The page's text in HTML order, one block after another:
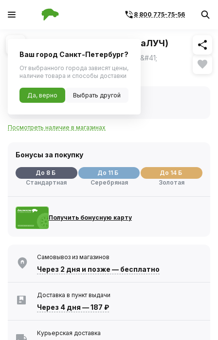
8 800 775-75-56
1/1 Похожие
Лампа H7 12V 55W PX26d (ДиаЛУЧ)
Лампа H7 12V 55W PX26d &#40;Диалуч&#41;
153 ₽
В наличии
Код товара:25807
Посмотреть наличие в магазинах
Бонусы за покупку
До 8 Б
Стандартная
До 11 Б
Серебряная
До 14 Б
Золотая
Получить бонусную карту
Самовывоз из магазинов
Через 2 дня и позже — бесплатно
Доставка в пункт выдачи
Через 4 дня —187 ₽
Курьерская доставка
Ваш город Санкт-Петербург?
От выбранного города зависят цены,
наличие товара и способы доставки
Да, верно Выбрать другой